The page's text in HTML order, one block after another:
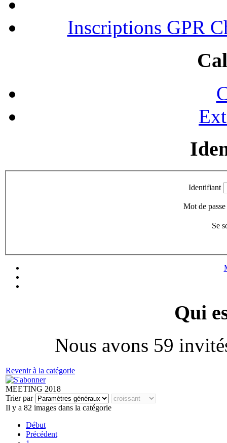
Inscriptions GPR
Identifiant
Mot de passe
Se
Qui
Nous avons 59
Revenir à la catégorie
MEETING 2018
Trier par
Il y a 82 images dans la catégorie
Début
Précédent